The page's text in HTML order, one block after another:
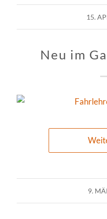
15.
Neu im
9.